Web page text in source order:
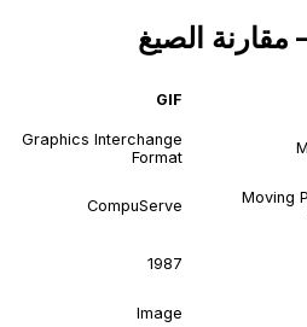
GIF
Graphics Interchange
Format
Moving
CompuServe
1987
Image